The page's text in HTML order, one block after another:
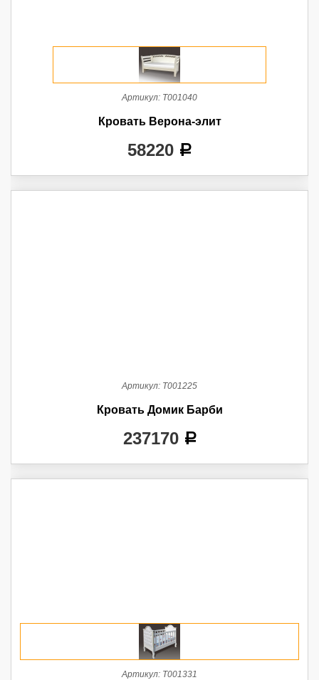
Артикул: Т001040
Кровать Верона-элит
58220 a
Артикул: Т001225
Кровать Домик Барби
237170 a
Артикул: Т001331